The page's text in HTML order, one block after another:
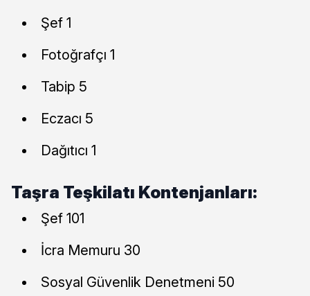
Şef 1
Fotoğrafçı 1
Tabip 5
Eczacı 5
Dağıtıcı 1
Taşra Teşkilatı Kontenjanları:
Şef 101
İcra Memuru 30
Sosyal Güvenlik Denetmeni 50